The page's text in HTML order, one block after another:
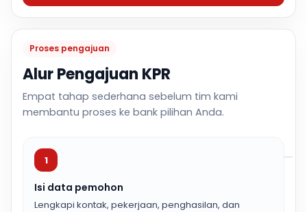
Proses pengajuan
Alur Pengajuan KPR
Empat tahap sederhana sebelum tim kami
membantu proses ke bank pilihan Anda.
1
Isi data pemohon
Lengkapi kontak, pekerjaan, penghasilan, dan